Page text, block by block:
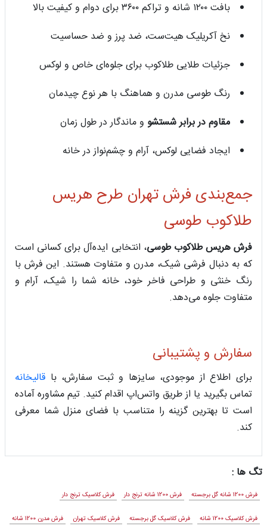
بافت ۱۲۰۰ شانه و تراکم ۳۶۰۰ برای دوام و کیفیت بالا
نخ آکریلیک هیت‌ست، ضد پرز و ضد حساسیت
جزئیات طلایی طلاکوب برای جلوه‌ای خاص و لوکس
رنگ طوسی مدرن و هماهنگ با هر نوع چیدمان
مقاوم در برابر شستشو و ماندگار در طول زمان
ایجاد فضایی لوکس، آرام و چشم‌نواز در خانه
جمع‌بندی فرش تهران طرح هریس
طلاکوب طوسی
فرش هریس طلاکوب طوسی، انتخابی ایده‌آل برای کسانی است
که به دنبال فرشی شیک، مدرن و متفاوت هستند. این فرش با
رنگ خنثی و طراحی فاخر خود، خانه شما را شیک، آرام و
متفاوت جلوه می‌دهد.
سفارش و پشتیبانی
برای اطلاع از موجودی، سایزها و ثبت سفارش، با قالیخانه
تماس بگیرید یا از طریق واتس‌اپ اقدام کنید. تیم مشاوره آماده
است تا بهترین گزینه را متناسب با فضای منزل شما معرفی
کند.
تگ ها :
فرش 1200 شانه گل برجسته فرش 1200 شانه ترنج دار فرش کلاسیک ترنج دار
فرش کلاسیک 1200 شانه فرش کلاسیک گل برجسته فرش کلاسیک تهران فرش مدرن 1200 شانه